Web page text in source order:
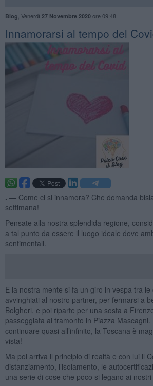
Blog Venerdì 27 Novembre 2020ore 09:48
Innamorarsi al tempo del
. — Come ci si innamora? Che domanda
settimana!
Pensate alla nostra splendida regione,
a tal punto da essere il luogo ideale dove
sentimentali.
E la nostra mente si fa un giro in vespa tra le
avvinghiati al nostro partner, per fermarsi a
Bolgheri, e poi riparte per una sosta a
passeggiata al tramonto in Piazza
continuare quasi all’infinito, la Toscana è
vista!
Ma poi arriva il principio di realtà e con lui il
distanziamento, l’isolamento, le
una serie di cose che poco si legano ai nostri